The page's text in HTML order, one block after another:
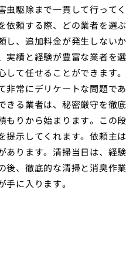
虫駆除まで一貫して行って
依頼する際、どの業者を選
し、追加料金が発生しない
実績と経験が豊富な業者を
して任せることができます
非常にデリケートな問題で
きる業者は、秘密厳守を徹
もりから始まります。この
提示してくれます。依頼主
あります。清掃当日は、経
後、徹底的な清掃と消臭作
手に入ります。